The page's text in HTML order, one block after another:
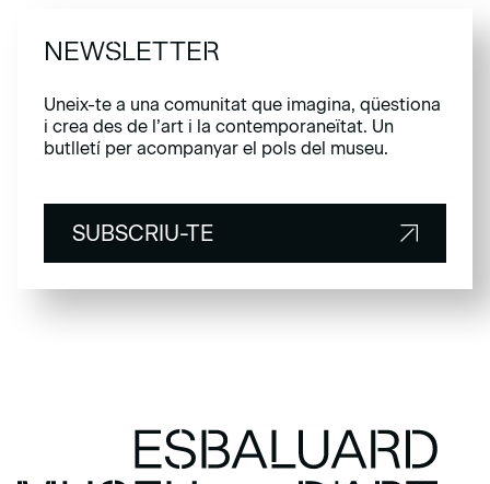
NEWSLETTER
Uneix-te a una comunitat que imagina, qüestiona
i crea des de l’art i la contemporaneïtat. Un
butlletí per acompanyar el pols del museu.
SUBSCRIU-TE
SUBSCRIU-TE